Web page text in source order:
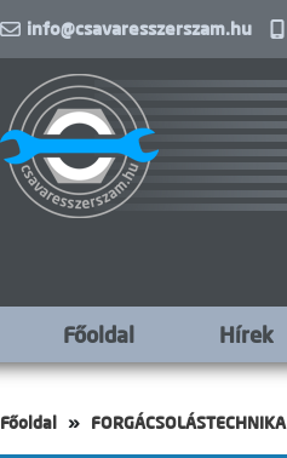
info@csavaresszerszam.hu
Főoldal Hírek
Főoldal FORGÁCSOLÁSTECHNIKA